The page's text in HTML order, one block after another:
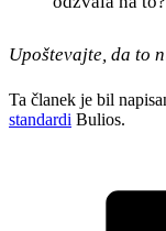
Upoštevajte, da to
Ta članek je bil
standardi Bulios.